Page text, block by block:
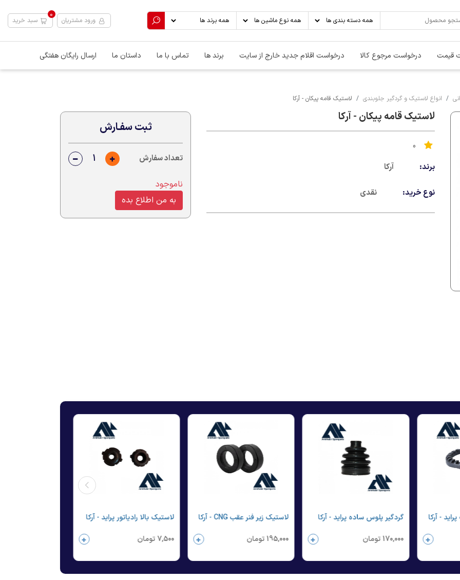
ورود مشتریان
0
سبد خرید
قیمت درخواست مرجوع کالا درخواست اقلام جدید خارج از سایت برند ها تماس با ما داستان ما ارسال رایگان هفتگی
انواع لاستیک و گردگیر جلوبندی لاستیک قامه پیکان - آرکا
لاستیک قامه پیکان - آرکا
0
برند: آرکا
نوع خرید: نقدی
ثبت سفـارش
تعداد سفارش
ناموجود
به من اطلاع بده
- آرکا
گردگیر پلوس ساده پراید - آرکا
170,000تومان
لاستیک زیر فنر عقب CNG - آرکا
195,000 تومان
لاستیک بالا رادیاتور پراید - آرکا
7,500 تومان